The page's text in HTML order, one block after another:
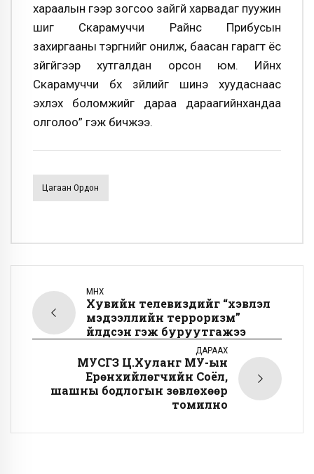
хараалын үгээр зогсоо зайгүй харвадаг пуужин
шиг Скарамуччи Райнс Прибусын
захиргааны тэргүүнийг онилж, баасан гарагт ёс
зүйгүйгээр хутгалдан орсон юм. Ийнхүү
Скарамуччи бүх зүйлийг шинэ хуудаснаас
эхлэх боломжийг дараа дараагийнхандаа
олголоо” гэж бичжээ.
Цагаан Ордон
ӨМНӨХ
Хувийн телевизүүдийг “хэвлэл
мэдээллийн терроризм”
үйлдсэн гэж буруутгажээ
ДАРААХ
МУСГЗ Ц.Хуланг МУ-ын
Ерөнхийлөгчийн Соёл,
шашны бодлогын зөвлөхөөр
томилно